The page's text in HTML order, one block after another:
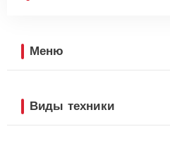
Меню
Виды техники